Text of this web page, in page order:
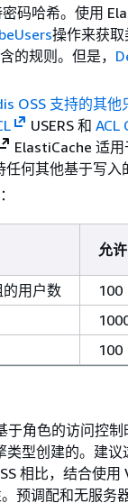
密码哈希。使用
操作来获
的规则。但是，
OSS 支持的其他
USERS 和 ACL
ElastiCache 适
何其他基于写入
允
用户数
100
100
于角色的访问控
类型创建的。建
相比，结合使用
预调配和无服务